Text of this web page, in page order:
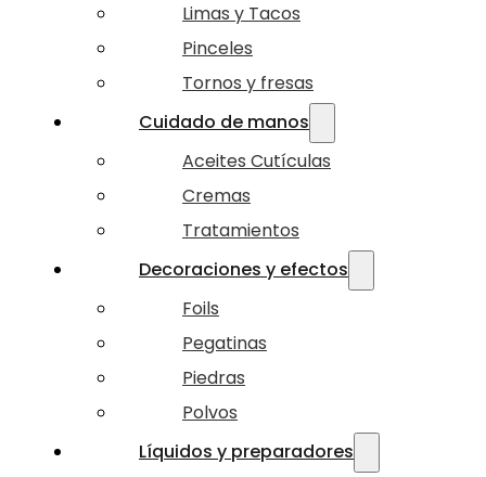
Limas y Tacos
Pinceles
Tornos y fresas
Cuidado de manos
Aceites Cutículas
Cremas
Tratamientos
Decoraciones y efectos
Foils
Pegatinas
Piedras
Polvos
Líquidos y preparadores